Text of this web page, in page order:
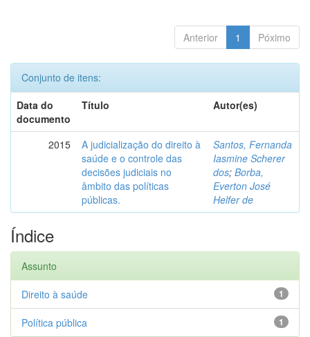
Anterior 1 Póximo
Conjunto de itens:
Data do
documento
Título Autor(es)
2015
A judicialização do direito à
saúde e o controle das
decisões judiciais no
âmbito das políticas
públicas.
Santos, Fernanda
Iasmine Scherer
dos; Borba,
Everton José
Helfer de
Índice
Assunto
1
Direito à saúde
1
Política pública